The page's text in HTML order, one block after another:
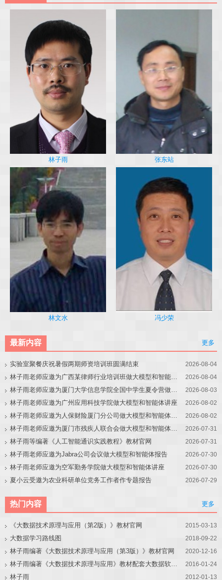
林子雨 张东站
林文水 冯少荣
最新内容 更多
实验室聚餐庆祝暑假两期师资培训班圆满结束 2026-08-04
林子雨老师应邀为广西某律师行业培训班做大模型和智能体讲座 2026-08-04
林子雨老师应邀为厦门大学信息学院全国中学生夏令营做大模型讲座 2026-08-03
林子雨老师应邀为广州应用科技学院做大模型和智能体讲座 2026-08-02
林子雨老师应邀为人保财险厦门分公司做大模型和智能体讲座 2026-08-02
林子雨老师应邀为厦门市残疾人联合会做大模型和智能体讲座 2026-07-31
林子雨等编著《人工智能通识实践教程》教材官网 2026-07-31
林子雨老师应邀为Jabra公司会议做大模型和智能体报告 2026-07-30
林子雨老师应邀为空军勤务学院做大模型和智能体讲座 2026-07-30
夏小云受邀为农业科研单位党务工作者作专题报告 2026-07-29
热门内容 更多
《大数据技术原理与应用（第2版）》教材官网 2015-03-13
大数据学习路线图 2018-09-22
林子雨编著《大数据技术原理与应用（第3版）》教材官网 2020-12-16
林子雨编著《大数据技术原理与应用》教材配套大数据软件安装和编程实践指南 2016-01-24
林子雨 2012-01-13